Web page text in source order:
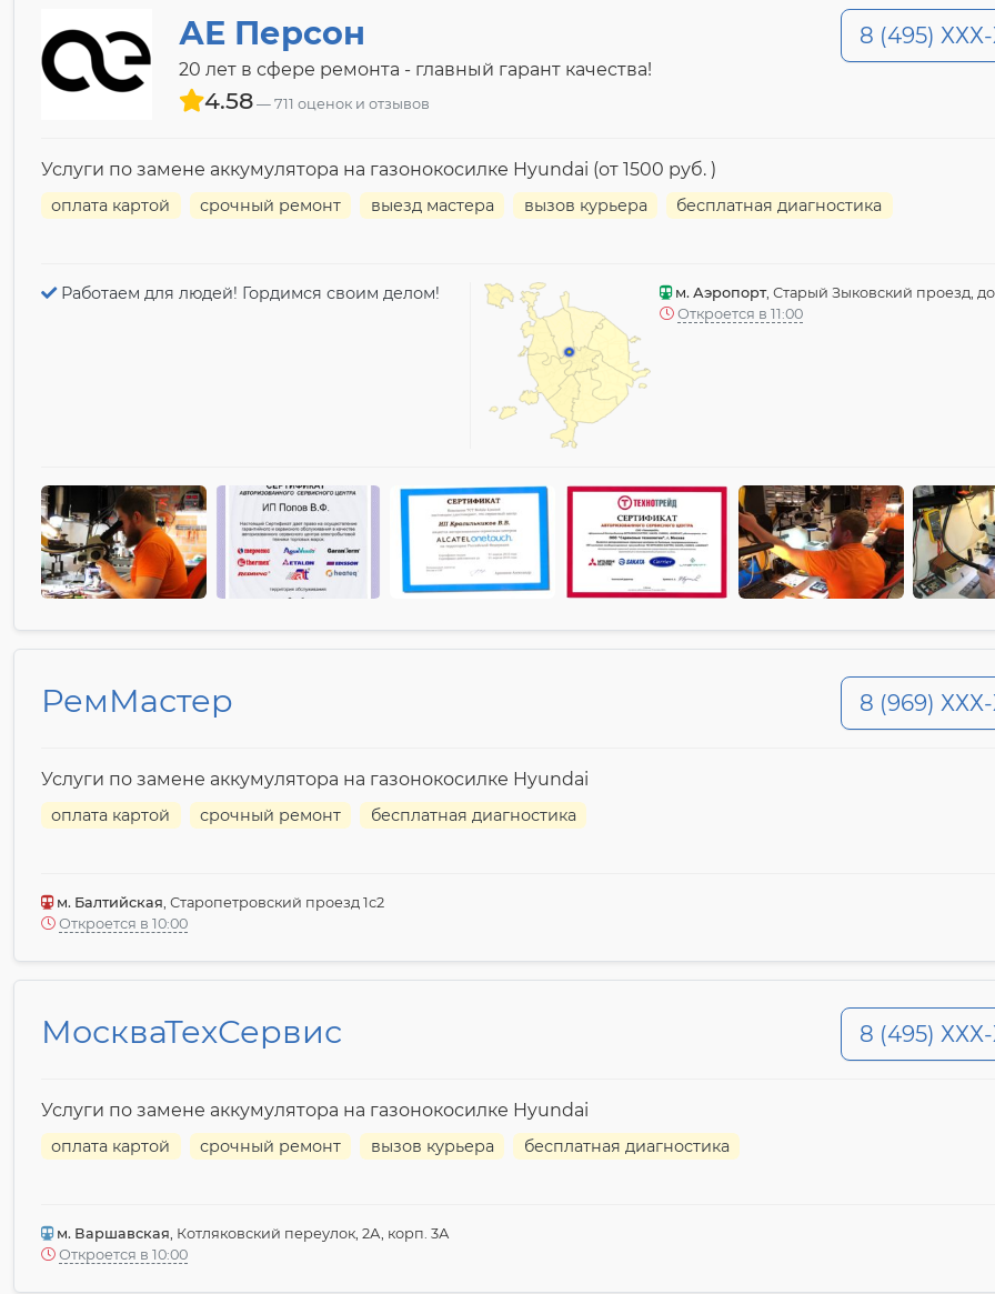
АЕ Персон
20 лет в сфере ремонта - главный гарант качества!
4.58 711 оценок и отзывов
8 (495) ХХХ-
Услуги по замене аккумулятора на газонокосилке Hyundai (от 1500 руб. )
оплата картой срочный ремонт выезд мастера вызов курьера бесплатная диагностика
Работаем для людей! Гордимся своим делом! м. Аэропорт, Старый Зыковский проезд,
Откроется в 11:00
РемМастер 8 (969) ХХХ-
Услуги по замене аккумулятора на газонокосилке Hyundai
оплата картой срочный ремонт бесплатная диагностика
м. Балтийская , Старопетровский проезд 1с2
Откроется в 10:00
МоскваТехСервис 8 (495) ХХХ-
Услуги по замене аккумулятора на газонокосилке Hyundai
оплата картой срочный ремонт вызов курьера бесплатная диагностика
м. Варшавская , Котляковский переулок, 2А, корп. 3А
Откроется в 10:00